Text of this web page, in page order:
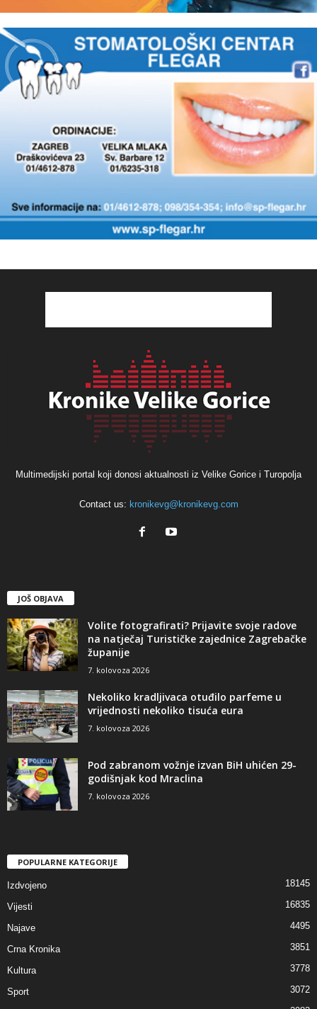
Multimedijski portal koji donosi aktualnosti iz Velike Gorice i Turopolja
Contact us: kronikevg@kronikevg.com
JOŠ OBJAVA
Volite fotografirati? Prijavite svoje radove
na natječaj Turističke zajednice Zagrebačke
županije
7. kolovoza 2026
Nekoliko kradljivaca otuđilo parfeme u
vrijednosti nekoliko tisuća eura
7. kolovoza 2026
Pod zabranom vožnje izvan BiH uhićen 29-
godišnjak kod Mraclina
7. kolovoza 2026
POPULARNE KATEGORIJE
Izdvojeno 18145
Vijesti 16835
Najave 4495
Crna Kronika 3851
Kultura 3778
Sport 3072